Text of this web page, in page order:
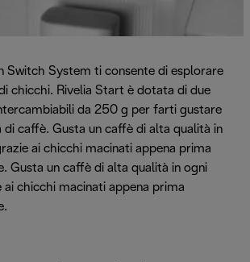
Switch System ti consente di esplorare
chicchi. Rivelia Start è dotata di due
da 250 g per farti gustare
di caffè. Gusta un caffè di alta qualità in
ai chicchi macinati appena prima
Gusta un caffè di alta qualità in ogni
ai chicchi macinati appena prima